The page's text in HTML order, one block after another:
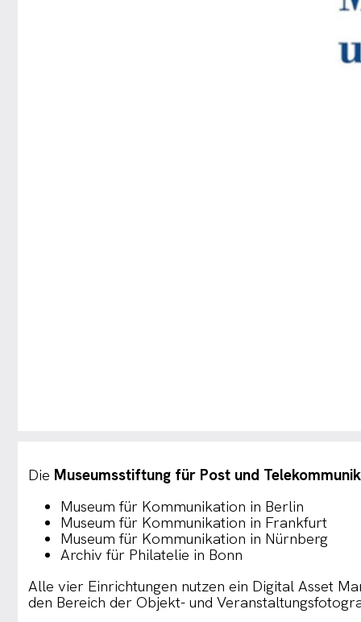
Die Museumsstiftung für Post und
Museum für Kommunikation in Berlin
Museum für Kommunikation in Frankfurt
Museum für Kommunikation in Nürnberg
Archiv für Philatelie in Bonn
Alle vier Einrichtungen nutzen ein Digital Asset
den Bereich der Objekt- und